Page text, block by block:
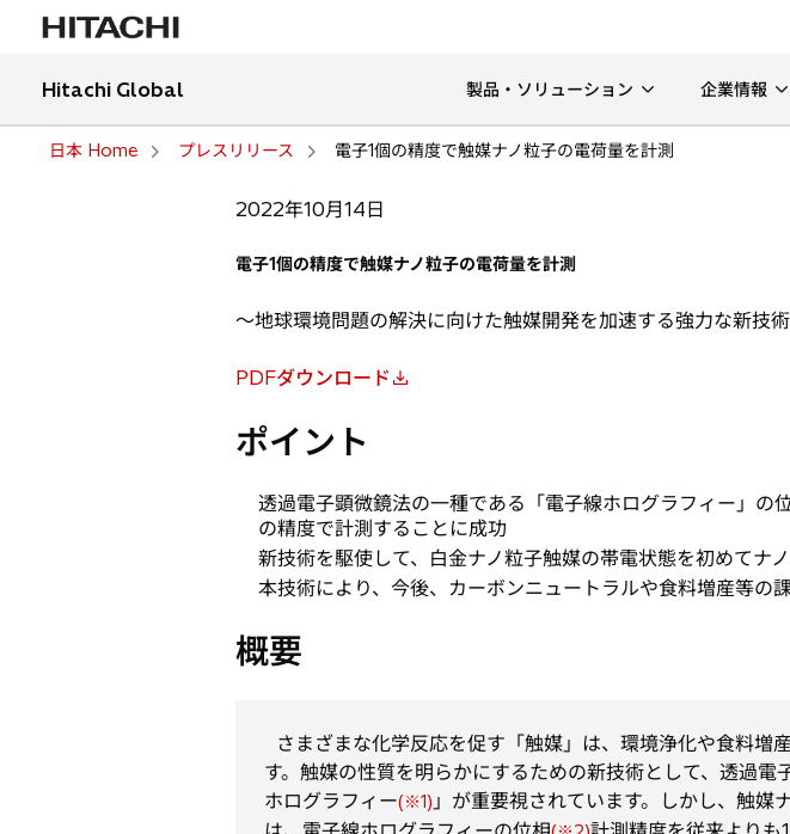
Hitachi Global 製品・ソリューション 企業情報
日本 Home プレスリリース 電子1個の精度で触媒ナノ粒子の電荷量を計測
2022年10月14日
電子1個の精度で触媒ナノ粒子の電荷量を計測
〜地球環境問題の解決に向けた触媒開発を加速する強力な新技
PDFダウンロード
新
い
ポイント
透過電子顕微鏡法の一種である「電子線ホログラフィー」の
の精度で計測することに成功
新技術を駆使して、白金ナノ粒子触媒の帯電状態を初めてナ
本技術により、今後、カーボンニュートラルや食料増産等の
概要
さまざまな化学反応を促す「触媒」は、環境浄化や食料増
す。触媒の性質を明らかにするための新技術として、透過
ホログラフィー(※1) 」が重要視されています。しかし、触媒